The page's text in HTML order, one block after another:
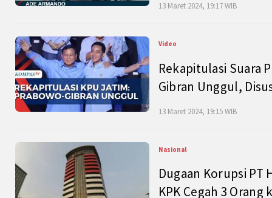
13 Maret 2024, 19:17 WIB
Video
Rekapitulasi Suara
Gibran Unggul,
13 Maret 2024, 19:15 WIB
Nasional
Dugaan Korupsi PT
KPK Cegah 3 Orang